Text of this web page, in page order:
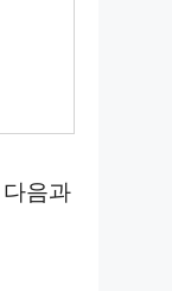
음과